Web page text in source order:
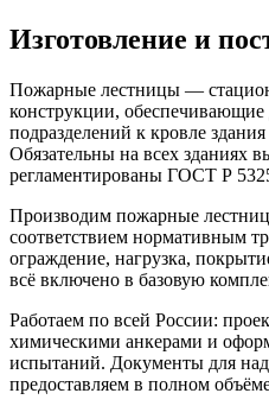
Изготовление и
Пожарные лестницы —
конструкции,
подразделений к кровле
Обязательны на всех зданиях
регламентированы ГОСТ Р
Производим пожарные
соответствием нормативным
ограждение, нагрузка,
всё включено в базовую
Работаем по всей России:
химическими анкерами и
испытаний. Документы для
предоставляем в полном